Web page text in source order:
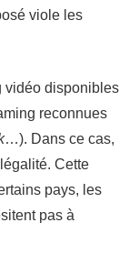
viole les
vidéo disponibles
reconnues
…). Dans ce cas,
Cette
pays, les
pas à